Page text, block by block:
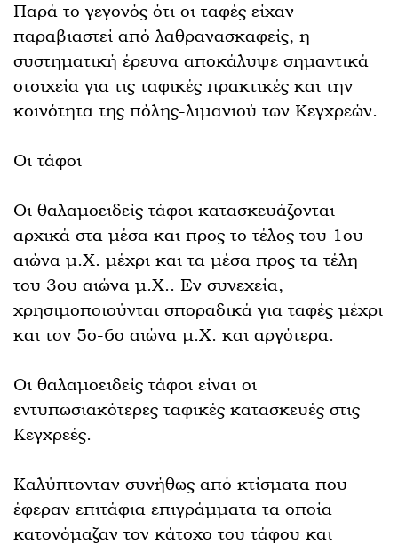
Παρά το γεγονός ότι οι ταφές είχαν
παραβιαστεί από λαθρανασκαφείς, η
συστηματική έρευνα αποκάλυψε σημαντικά
στοιχεία για τις ταφικές πρακτικές και την
κοινότητα της πόλης-λιμανιού των Κεγχρεών.
Οι τάφοι
Οι θαλαμοειδείς τάφοι κατασκευάζονται
αρχικά στα μέσα και προς το τέλος του 1ου
αιώνα μ.Χ. μέχρι και τα μέσα προς τα τέλη
του 3ου αιώνα μ.Χ.. Εν συνεχεία,
χρησιμοποιούνται σποραδικά για ταφές μέχρι
και τον 5ο-6ο αιώνα μ.Χ. και αργότερα.
Οι θαλαμοειδείς τάφοι είναι οι
εντυπωσιακότερες ταφικές κατασκευές στις
Κεγχρεές.
Καλύπτονταν συνήθως από κτίσματα που
έφεραν επιτάφια επιγράμματα τα οποία
κατονόμαζαν τον κάτοχο του τάφου και